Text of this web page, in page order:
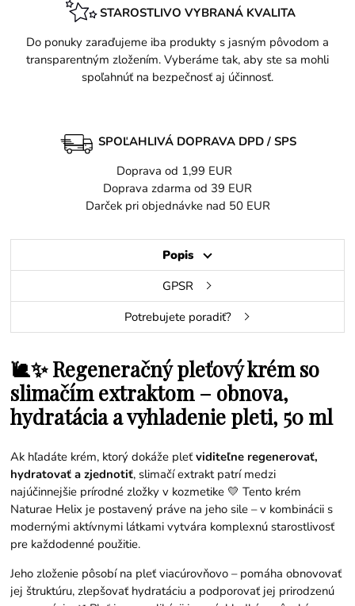
STAROSTLIVO VYBRANÁ KVALITA
Do ponuky zaraďujeme iba produkty s jasným pôvodom a
transparentným zložením. Vyberáme tak, aby ste sa mohli
spoľahnúť na bezpečnosť aj účinnosť.
SPOĽAHLIVÁ DOPRAVA DPD / SPS
Doprava od 1,99 EUR
Doprava zdarma od 39 EUR
Darček pri objednávke nad 50 EUR
Popis
GPSR
Potrebujete poradiť?
🐌✨ Regeneračný pleťový krém so
slimačím extraktom – obnova,
hydratácia a vyhladenie pleti, 50 ml
Ak hľadáte krém, ktorý dokáže pleťviditeľne regenerovať,
hydratovať a zjednotiť, slimačí extrakt patrí medzi
najúčinnejšie prírodné zložky v kozmetike 💛 Tento krém
Naturae Helix je postavený práve na jeho sile – v kombinácii s
modernými aktívnymi látkami vytvára komplexnú starostlivosť
pre každodenné použitie.
Jeho zloženie pôsobí na pleť viacúrovňovo – pomáha obnovovať
jej štruktúru, zlepšovať hydratáciu a podporovať jej prirodzenú